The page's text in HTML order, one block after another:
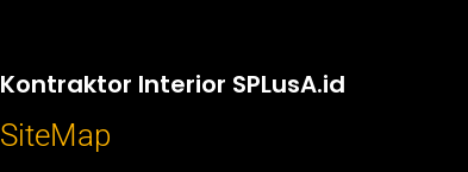
Kontraktor Interior SPLusA.id
SiteMap